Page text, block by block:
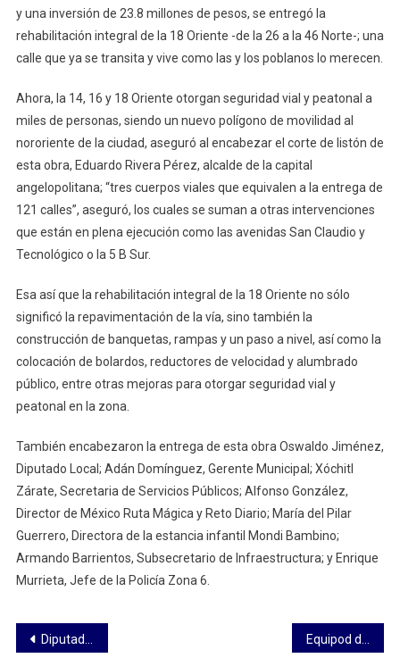
SU
REHABILITACIÓN
INTEGRAL
y una inversión de 23.8 millones de pesos, se entregó la
rehabilitación integral de la 18 Oriente -de la 26 a la 46 Norte-; una
calle que ya se transita y vive como las y los poblanos lo merecen.
Ahora, la 14, 16 y 18 Oriente otorgan seguridad vial y peatonal a
miles de personas, siendo un nuevo polígono de movilidad al
nororiente de la ciudad, aseguró al encabezar el corte de listón de
esta obra, Eduardo Rivera Pérez, alcalde de la capital
angelopolitana; “tres cuerpos viales que equivalen a la entrega de
121 calles”, aseguró, los cuales se suman a otras intervenciones
que están en plena ejecución como las avenidas San Claudio y
Tecnológico o la 5 B Sur.
Esa así que la rehabilitación integral de la 18 Oriente no sólo
significó la repavimentación de la vía, sino también la
construcción de banquetas, rampas y un paso a nivel, así como la
colocación de bolardos, reductores de velocidad y alumbrado
público, entre otras mejoras para otorgar seguridad vial y
peatonal en la zona.
También encabezaron la entrega de esta obra Oswaldo Jiménez,
Diputado Local; Adán Domínguez, Gerente Municipal; Xóchitl
Zárate, Secretaria de Servicios Públicos; Alfonso González,
Director de México Ruta Mágica y Reto Diario; María del Pilar
Guerrero, Directora de la estancia infantil Mondi Bambino;
Armando Barrientos, Subsecretario de Infraestructura; y Enrique
Murrieta, Jefe de la Policía Zona 6.
Navegación
Diputado Vicente Morales Pérez inauguró el Fondo de semillas nativas «Teocintle» en Hueyotlipan Equipod de CAPAMA realiza trabajos en San Diego CROM